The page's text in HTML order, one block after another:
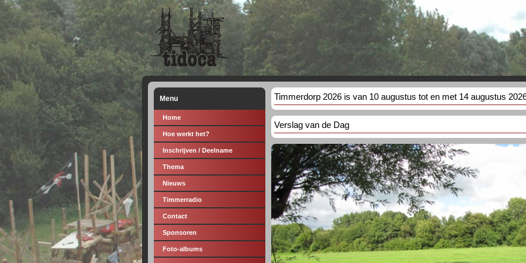
Menu
Home
Hoe werkt het?
Inschrijven / Deelname
Thema
Nieuws
Timmerradio
Contact
Sponsoren
Foto-albums
Timmerdorp 2026 is van 10 augustus tot en met 14 augustus
Verslag van de Dag